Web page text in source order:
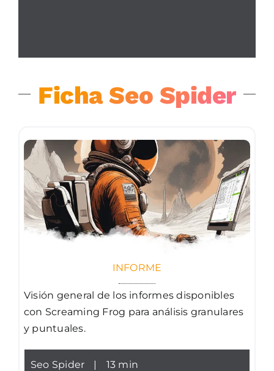
Ficha Seo Spider
INFORME
Visión general de los informes disponibles
con Screaming Frog para análisis granulares
y puntuales.
Seo Spider | 13 min